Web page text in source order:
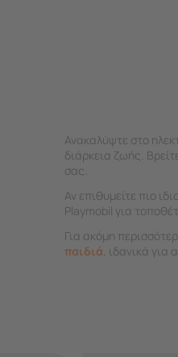
Ανακαλύψτε στο
διάρκεια ζωής.
σας.
Αν επιθυμείτε πιο
Playmobil για
Για ακόμη
παιδιά , ιδανικά για